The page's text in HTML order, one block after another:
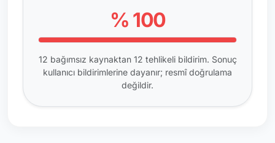
% 100
12 bağımsız kaynaktan 12 tehlikeli bildirim. Sonuç
kullanıcı bildirimlerine dayanır; resmî doğrulama
değildir.